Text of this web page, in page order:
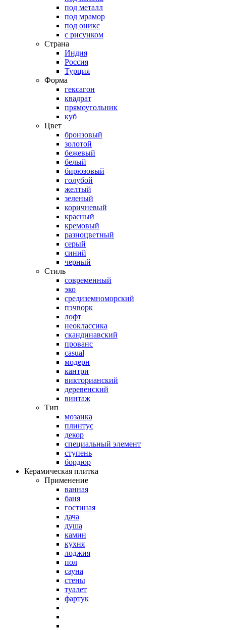
под металл
под мрамор
под оникс
с рисунком
Страна
Индия
Россия
Турция
Форма
гексагон
квадрат
прямоугольник
куб
Цвет
бронзовый
золотой
бежевый
белый
бирюзовый
голубой
желтый
зеленый
коричневый
красный
кремовый
разноцветный
серый
синий
черный
Стиль
современный
эко
средиземноморский
пэчворк
лофт
неоклассика
скандинавский
прованс
casual
модерн
кантри
викторианский
деревенский
винтаж
Тип
мозаика
плинтус
декор
специальный элемент
ступень
бордюр
Керамическая плитка
Применение
ванная
баня
гостиная
дача
душа
камин
кухня
лоджия
пол
сауна
стены
туалет
фартук